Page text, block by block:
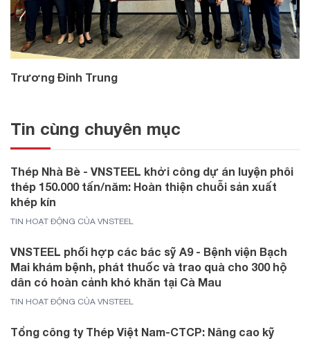
Trương Đinh Trung
Tin cùng chuyên mục
Thép Nhà Bè - VNSTEEL khởi công dự án luyện phôi
thép 150.000 tấn/năm: Hoàn thiện chuỗi sản xuất
khép kín
TIN HOẠT ĐỘNG CỦA VNSTEEL
VNSTEEL phối hợp các bác sỹ A9 - Bệnh viện Bạch
Mai khám bệnh, phát thuốc và trao quà cho 300 hộ
dân có hoàn cảnh khó khăn tại Cà Mau
TIN HOẠT ĐỘNG CỦA VNSTEEL
Tổng công ty Thép Việt Nam-CTCP: Nâng cao kỹ